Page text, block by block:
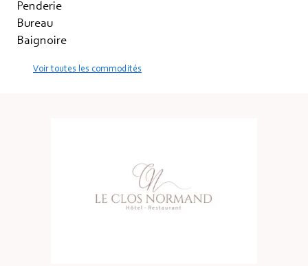
Penderie
Bureau
Baignoire
Voir toutes les commodités